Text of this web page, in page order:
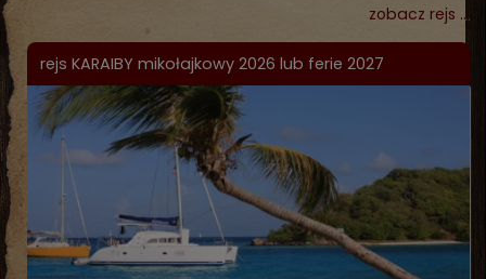
zobacz rejs ...
rejs KARAIBY mikołajkowy 2026 lub ferie 2027